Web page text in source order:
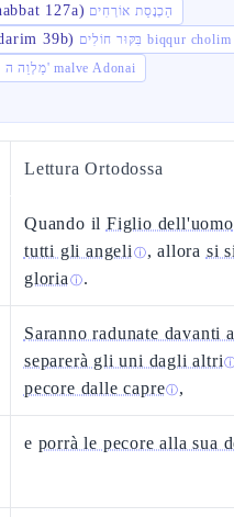
127a) הַכְנָסַת אוֹרְחִים
39b) בִּקּוּר חוֹלִים biqqur cholim
מַלְוֵה ה' malve Adonai
Lettura Ortodossa
Quando il Figlio dell'uomo
tutti gli angeli ⓘ, allora si
gloria ⓘ.
Saranno radunate davanti
separerà gli uni dagli altri
pecore dalle capreⓘ,
e porrà le pecore alla sua